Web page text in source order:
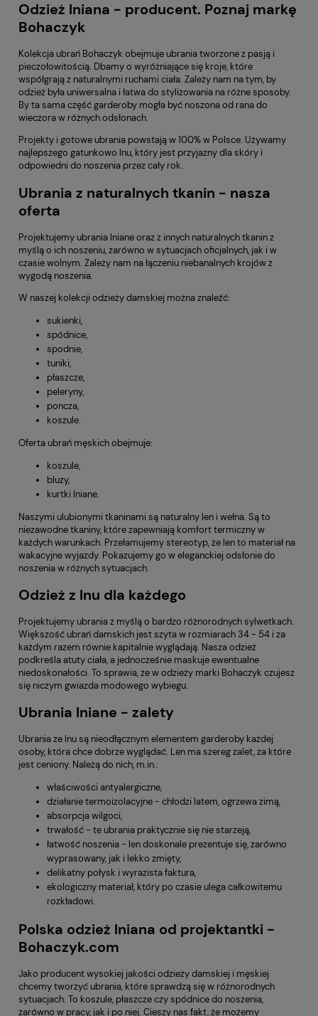
Odzież lniana - producent. Poznaj markę
Bohaczyk
Kolekcja ubrań Bohaczyk obejmuje ubrania tworzone z pasją i
pieczołowitością. Dbamy o wyróżniające się kroje, które
współgrają z naturalnymi ruchami ciała. Zależy nam na tym, by
odzież była uniwersalna i łatwa do stylizowania na różne sposoby.
By ta sama część garderoby mogła być noszona od rana do
wieczora w różnych odsłonach.
Projekty i gotowe ubrania powstają w 100% w Polsce. Używamy
najlepszego gatunkowo lnu, który jest przyjazny dla skóry i
odpowiedni do noszenia przez cały rok.
Ubrania z naturalnych tkanin - nasza
oferta
Projektujemy ubrania lniane oraz z innych naturalnych tkanin z
myślą o ich noszeniu, zarówno w sytuacjach oficjalnych, jak i w
czasie wolnym. Zależy nam na łączeniu niebanalnych krojów z
wygodą noszenia.
W naszej kolekcji odzieży damskiej można znaleźć:
sukienki,
spódnice,
spodnie,
tuniki,
płaszcze,
peleryny,
poncza,
koszule.
Oferta ubrań męskich obejmuje:
koszule,
bluzy,
kurtki lniane.
Naszymi ulubionymi tkaninami są naturalny len i wełna. Są to
niezawodne tkaniny, które zapewniają komfort termiczny w
każdych warunkach. Przełamujemy stereotyp, że len to materiał na
wakacyjne wyjazdy. Pokazujemy go w eleganckiej odsłonie do
noszenia w różnych sytuacjach.
Odzież z lnu dla każdego
Projektujemy ubrania z myślą o bardzo różnorodnych sylwetkach.
Większość ubrań damskich jest szyta w rozmiarach 34 - 54 i za
każdym razem równie kapitalnie wyglądają. Nasza odzież
podkreśla atuty ciała, a jednocześnie maskuje ewentualne
niedoskonałości. To sprawia, że w odzieży marki Bohaczyk czujesz
się niczym gwiazda modowego wybiegu.
Ubrania lniane - zalety
Ubrania ze lnu są nieodłącznym elementem garderoby każdej
osoby, która chce dobrze wyglądać. Len ma szereg zalet, za które
jest ceniony. Należą do nich, m.in.:
właściwości antyalergiczne,
działanie termoizolacyjne - chłodzi latem, ogrzewa zimą,
absorpcja wilgoci,
trwałość - te ubrania praktycznie się nie starzeją,
łatwość noszenia - len doskonale prezentuje się, zarówno
wyprasowany, jak i lekko zmięty,
delikatny połysk i wyrazista faktura,
ekologiczny materiał, który po czasie ulega całkowitemu
rozkładowi.
Polska odzież lniana od projektantki -
Bohaczyk.com
Jako producent wysokiej jakości odzieży damskiej i męskiej
chcemy tworzyć ubrania, które sprawdzą się w różnorodnych
sytuacjach. To koszule, płaszcze czy spódnice do noszenia,
zarówno w pracy, jak i po niej. Cieszy nas fakt, że możemy